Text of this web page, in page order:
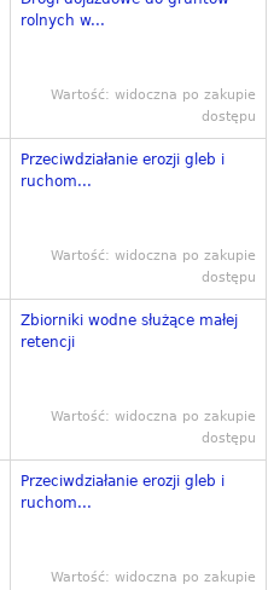
rolnych w...
Wartość: widoczna po zakupie
dostępu
Przeciwdziałanie erozji gleb i
ruchom...
Wartość: widoczna po zakupie
dostępu
Zbiorniki wodne służące małej
retencji
Wartość: widoczna po zakupie
dostępu
Przeciwdziałanie erozji gleb i
ruchom...
Wartość: widoczna po zakupie